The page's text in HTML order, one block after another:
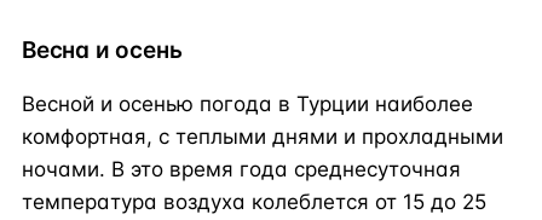
Весна и осень
Весной и осенью погода в Турции наиболее
комфортная, с теплыми днями и прохладными
ночами. В это время года среднесуточная
температура воздуха колеблется от 15 до 25